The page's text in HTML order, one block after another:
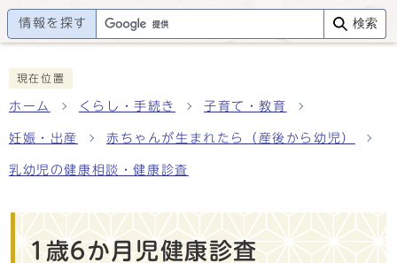
情報を探す 検索
現在位置
ホーム くらし・手続き 子育て・教育
妊娠・出産 赤ちゃんが生まれたら（産後から幼児）
乳幼児の健康相談・健康診査
1歳6か月児健康診査